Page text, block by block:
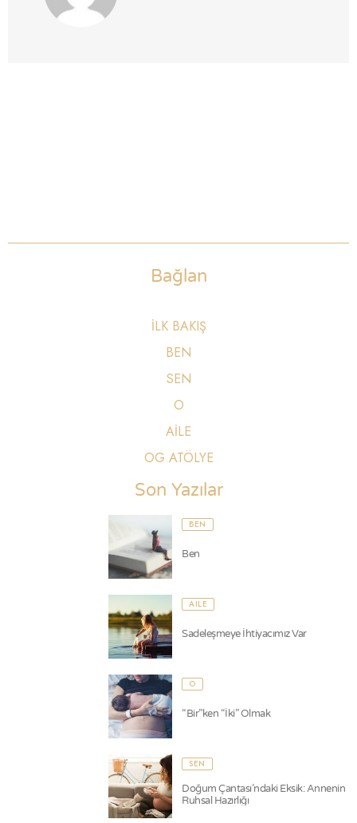
Bağlan
İLK BAKIŞ
BEN
SEN
O
AİLE
OG ATÖLYE
Son Yazılar
BEN
Ben
AILE
Sadeleşmeye İhtiyacımız Var
O
“Bir”ken “İki” Olmak
SEN
Doğum Çantası’ndaki Eksik: Annenin
Ruhsal Hazırlığı